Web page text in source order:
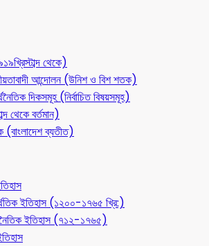
থেকে)
আন্দোলন (উনিশ ও বিশ শতক)
দিকসমূহ (নির্বাচিত বিষয়সমূহ)
থেকে বর্তমান)
(বাংলাদেশ ব্যতীত)
ইতিহাস (১২০০-১৭৬৫ খ্রি:)
ইতিহাস (৭১২-১৭৬৫)